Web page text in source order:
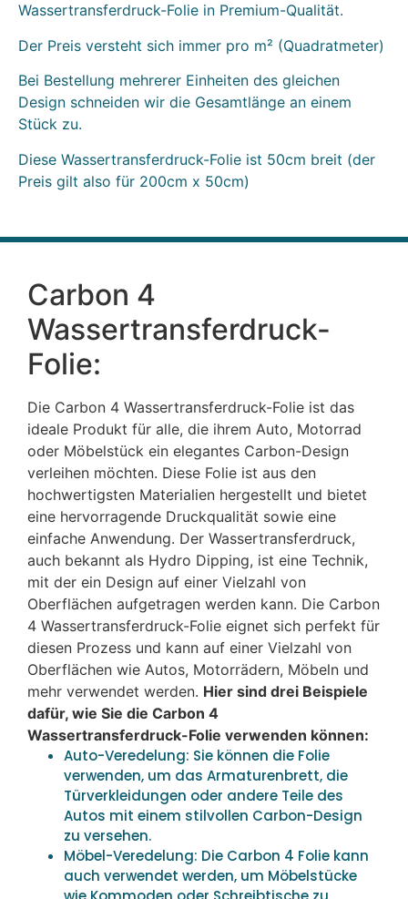
Wassertransferdruck-Folie in Premium-Qualität.
Der Preis versteht sich immer pro m² (Quadratmeter)
Bei Bestellung mehrerer Einheiten des gleichen
Design schneiden wir die Gesamtlänge an einem
Stück zu.
Diese Wassertransferdruck-Folie ist 50cm breit (der
Preis gilt also für 200cm x 50cm)
Carbon 4
Wassertransferdruck-
Folie:
Die Carbon 4 Wassertransferdruck-Folie ist das
ideale Produkt für alle, die ihrem Auto, Motorrad
oder Möbelstück ein elegantes Carbon-Design
verleihen möchten. Diese Folie ist aus den
hochwertigsten Materialien hergestellt und bietet
eine hervorragende Druckqualität sowie eine
einfache Anwendung. Der Wassertransferdruck,
auch bekannt als Hydro Dipping, ist eine Technik,
mit der ein Design auf einer Vielzahl von
Oberflächen aufgetragen werden kann. Die Carbon
4 Wassertransferdruck-Folie eignet sich perfekt für
diesen Prozess und kann auf einer Vielzahl von
Oberflächen wie Autos, Motorrädern, Möbeln und
mehr verwendet werden. Hier sind drei Beispiele
dafür, wie Sie die Carbon 4
Wassertransferdruck-Folie verwenden können:
Auto-Veredelung: Sie können die Folie
verwenden, um das Armaturenbrett, die
Türverkleidungen oder andere Teile des
Autos mit einem stilvollen Carbon-Design
zu versehen.
Möbel-Veredelung: Die Carbon 4 Folie kann
auch verwendet werden, um Möbelstücke